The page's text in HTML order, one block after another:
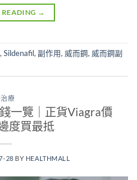
→
,Sildenafil,副作用, 威而鋼, 威而鋼副
治療
一覽｜正貨Viagra價
度買最抵
28 BY HEALTHMALL